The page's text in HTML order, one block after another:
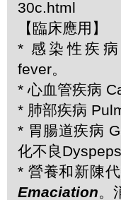
30c.html
【臨床應用】
* 感染性疾病
fever。
* 心血管疾病
* 肺部疾病
* 胃腸道疾病
化不良
* 營養和新陳
Emaciation。